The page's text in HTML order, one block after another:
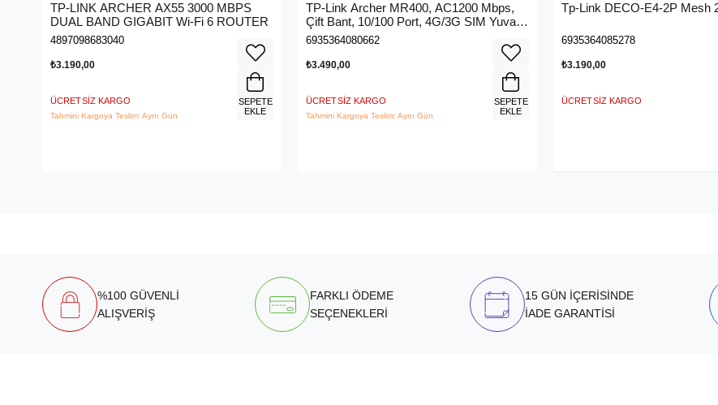
TP-LINK ARCHER AX55 3000 MBPS
DUAL BAND GIGABIT Wi-Fi 6 ROUTER
4897098683040
₺3.190,00
ÜCRETSIZ KARGO
Tahmini Kargoya Teslim: Aynı Gün
SEPETE
EKLE
TP-Link Archer MR400, AC1200 Mbps,
Çift Bant, 10/100 Port, 4G/3G SIM Yuvası,
Kablosuz 4G LTE Router
6935364080662
₺3.490,00
ÜCRETSIZ KARGO
Tahmini Kargoya Teslim: Aynı Gün
SEPETE
EKLE
Tp-Link DECO-E4-2P Mesh
6935364085278
₺3.190,00
ÜCRETSIZ KARGO
%100 GÜVENLİ
ALIŞVERİŞ
FARKLI ÖDEME
SEÇENEKLERİ
15 GÜN İÇERİSİNDE
İADE GARANTİSİ